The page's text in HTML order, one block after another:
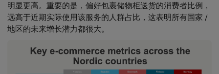
明显更高。重要的是，偏好包裹储物柜送货的消费者比例，
远高于近期实际使用该服务的人群占比，这表明所有国家 /
地区的未来增长潜力都很大。